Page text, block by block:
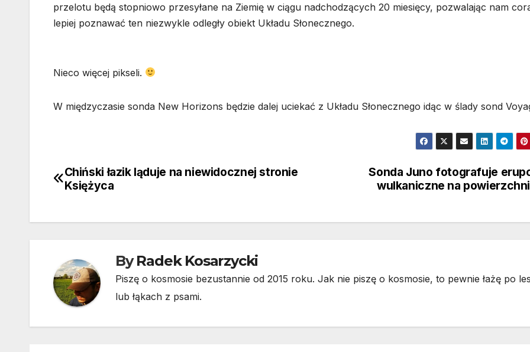
przelotu będą stopniowo przesyłane na Ziemię w ciągu nadchodzących 20 miesięcy, pozwalając nam
lepiej poznawać ten niezwykle odległy obiekt Układu Słonecznego.
Nieco więcej pikseli.
W międzyczasie sonda New Horizons będzie dalej uciekać z Układu Słonecznego idąc w ślady sond
Nawigacja
Sonda Juno fotografuje
wulkaniczne na
Chiński łazik ląduje na niewidocznej stronie
Księżyca
ByRadek Kosarzycki
Piszę o kosmosie bezustannie od 2015 roku. Jak nie piszę o kosmosie, to pewnie łażę po
lub łąkach z psami.